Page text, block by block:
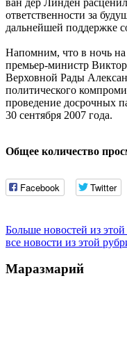
ван дер Линден
ответственности за
дальнейшей поддержке
Напомним, что в ночь
премьер-министр
Верховной Рады
политического
проведение досрочных
30 сентября 2007 года.
Общее количество
Facebook Twitter
Больше новостей из
все новости из этой
Маразмарий